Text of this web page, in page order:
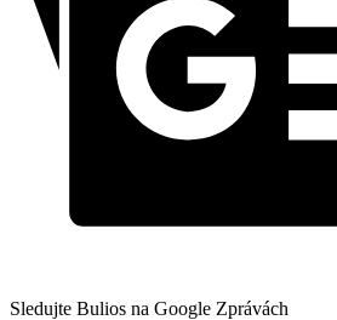
Sledujte Bulios na Google Zprávách